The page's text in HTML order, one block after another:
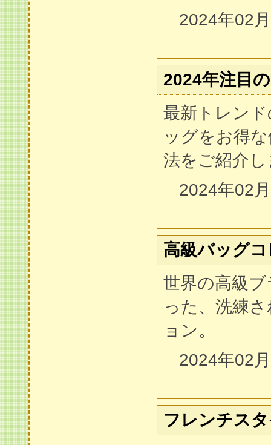
2024年02
2024年注目
最新トレン
ッグをお得
法をご紹介
2024年02
高級バッグ
世界の高級
った、洗練
ョン。
2024年02
フレンチス